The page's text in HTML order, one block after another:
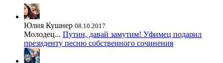
Юлия Кушнер 08.10.2017
Молодец... Путин, давай замутим! Уфимец подарил
президенту песню собственного сочинения